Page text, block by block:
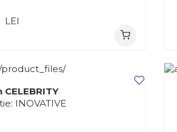
LEI
CELEBRITY
INOVATIVE